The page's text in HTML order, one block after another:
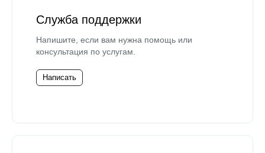
Служба поддержки
Напишите, если вам нужна помощь или
консультация по услугам.
Написать